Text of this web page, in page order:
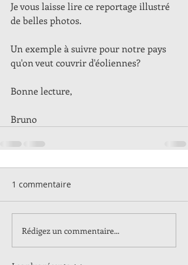
Je vous laisse lire ce reportage illustré
de belles photos.
Un exemple à suivre pour notre pays
qu'on veut couvrir d'éoliennes?
Bonne lecture,
Bruno
1 commentaire
Rédigez un commentaire...